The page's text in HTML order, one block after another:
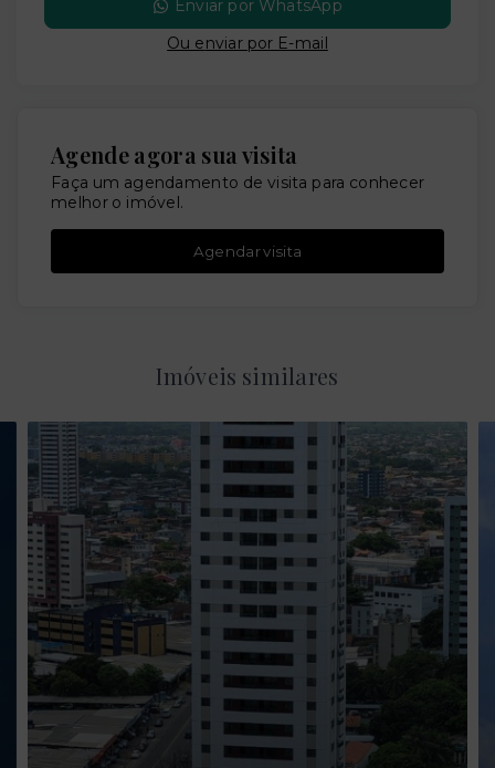
Enviar por WhatsApp
Ou enviar por E-mail
Agende agora sua visita
Faça um agendamento de visita para conhecer
melhor o imóvel.
Agendar visita
Imóveis similares